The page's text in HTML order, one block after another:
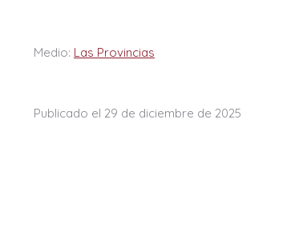
Medio: Las Provincias
Publicado el 29 de diciembre de 2025